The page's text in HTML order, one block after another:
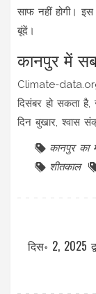
साफ नहीं होगी।
बूंदें।
कानपुर में
Climate-
दिसंबर हो सकता
दिन बुखार, श्वास
कानपुर का
शीतकाल
दिस॰ 2, 2025